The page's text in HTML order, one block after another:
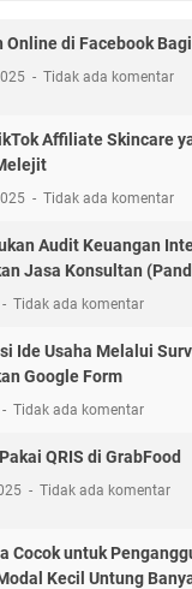
Online di Facebook
Tidak ada komentar
Affiliate Skincare
Tidak ada komentar
Audit Keuangan
Jasa Konsultan
Tidak ada komentar
Ide Usaha Melalui
Google Form
Tidak ada komentar
QRIS di GrabFood
Tidak ada komentar
Cocok untuk
Kecil Untung